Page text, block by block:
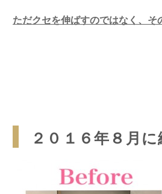
ただクセを伸ばすのではなく、そ
２０１６年８月